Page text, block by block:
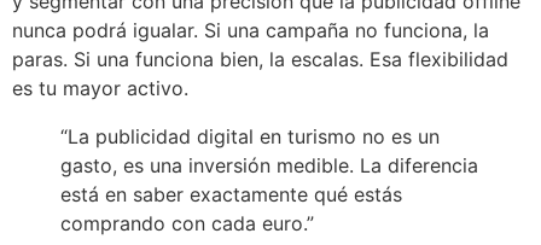
nunca podrá igualar. Si una campaña no funciona, la
paras. Si una funciona bien, la escalas. Esa flexibilidad
es tu mayor activo.
“La publicidad digital en turismo no es un
gasto, es una inversión medible. La diferencia
está en saber exactamente qué estás
comprando con cada euro.”